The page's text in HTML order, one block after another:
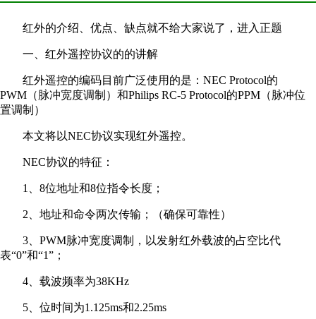
红外的介绍、优点、缺点就不给大家说了，进入正题
一、红外遥控协议的的讲解
红外遥控的编码目前广泛使用的是：NEC Protocol的
PWM（脉冲宽度调制）和Philips RC-5 Protocol的PPM（脉冲位
置调制）
本文将以NEC协议实现红外遥控。
NEC协议的特征：
1、8位地址和8位指令长度；
2、地址和命令两次传输；（确保可靠性）
3、PWM脉冲宽度调制，以发射红外载波的占空比代
表“0”和“1”；
4、载波频率为38KHz
5、位时间为1.125ms和2.25ms